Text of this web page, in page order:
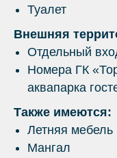
Туалет
Внешняя
Отдельный
Номера ГК
аквапарка
Также имеются:
Летняя мебель
Мангал